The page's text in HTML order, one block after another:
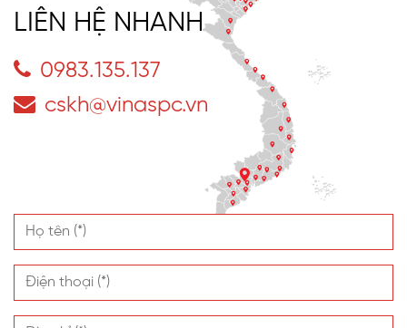
LIÊN HỆ NHANH
0983.135.137
cskh@vinaspc.vn